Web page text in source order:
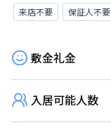
来店不要
保証人不要
敷金礼金
入居可能人数